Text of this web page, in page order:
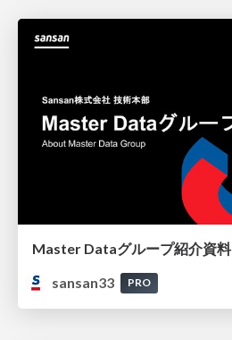
Master Dataグループ紹介資料
sansan33
PRO